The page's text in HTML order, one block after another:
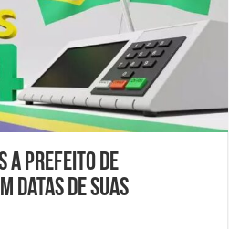
a prefeito de
datas de suas